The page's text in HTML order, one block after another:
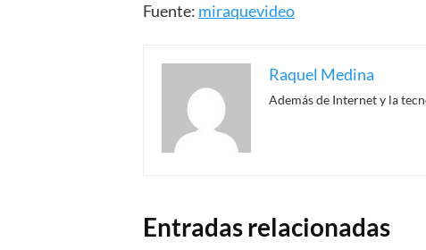
Fuente: miraquevideo
Raquel Medina
Además de Internet y la
Entradas relacionadas